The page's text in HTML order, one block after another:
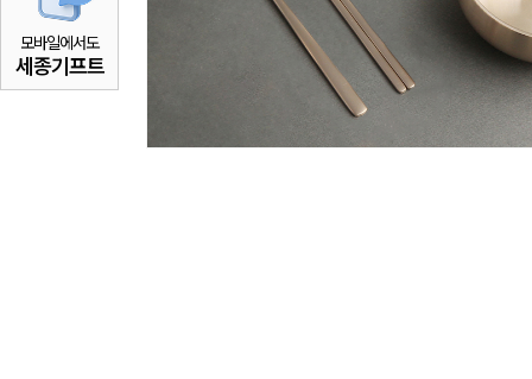
모바일에서도
세종기프트